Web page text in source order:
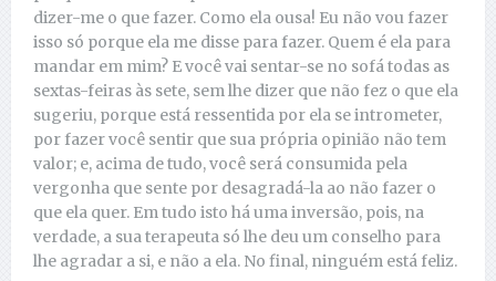
dizer-me o que fazer. Como ela ousa! Eu não vou fazer
isso só porque ela me disse para fazer. Quem é ela para
mandar em mim? E você vai sentar-se no sofá todas as
sextas-feiras às sete, sem lhe dizer que não fez o que ela
sugeriu, porque está ressentida por ela se intrometer,
por fazer você sentir que sua própria opinião não tem
valor; e, acima de tudo, você será consumida pela
vergonha que sente por desagradá-la ao não fazer o
que ela quer. Em tudo isto há uma inversão, pois, na
verdade, a sua terapeuta só lhe deu um conselho para
lhe agradar a si, e não a ela. No final, ninguém está feliz.